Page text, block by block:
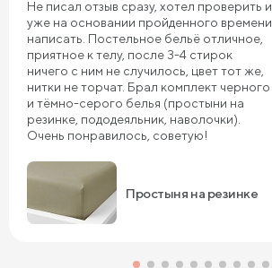
Не писал отзыв сразу, хотел проверить и
уже на основании пройденного времени
написать. Постельное бельё отличное,
приятное к телу, после 3-4 стирок
ничего с ним не случилось, цвет тот же,
нитки не торчат. Брал комплект черного
и тёмно-серого белья (простыни на
резинке, пододеяльник, наволочки).
Очень понравилось, советую!
Простыня на резинке